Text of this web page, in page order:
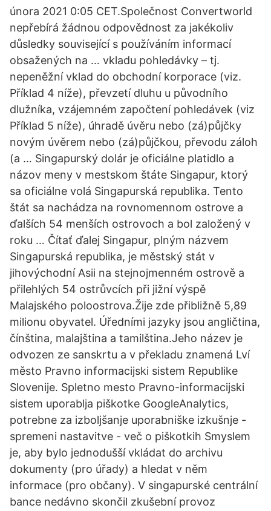
února 2021 0:05 CET.Společnost Convertworld
nepřebírá žádnou odpovědnost za jakékoliv
důsledky související s používáním informací
obsažených na … vkladu pohledávky – tj.
nepeněžní vklad do obchodní korporace (viz.
Příklad 4 níže), převzetí dluhu u původního
dlužníka, vzájemném započtení pohledávek (viz
Příklad 5 níže), úhradě úvěru nebo (zá)půjčky
novým úvěrem nebo (zá)půjčkou, převodu záloh
(a … Singapurský dolár je oficiálne platidlo a
názov meny v mestskom štáte Singapur, ktorý
sa oficiálne volá Singapurská republika. Tento
štát sa nachádza na rovnomennom ostrove a
ďalších 54 menších ostrovoch a bol založený v
roku … Čítať ďalej Singapur, plným názvem
Singapurská republika, je městský stát v
jihovýchodní Asii na stejnojmenném ostrově a
přilehlých 54 ostrůvcích při jižní výspě
Malajského poloostrova.Žije zde přibližně 5,89
milionu obyvatel. Úředními jazyky jsou angličtina,
čínština, malajština a tamilština.Jeho název je
odvozen ze sanskrtu a v překladu znamená Lví
město Pravno informacijski sistem Republike
Slovenije. Spletno mesto Pravno-informacijski
sistem uporablja piškotke GoogleAnalytics,
potrebne za izboljšanje uporabniške izkušnje -
spremeni nastavitve - več o piškotkih Smyslem
je, aby bylo jednodušší vkládat do archivu
dokumenty (pro úřady) a hledat v něm
informace (pro občany). V singapurské centrální
bance nedávno skončil zkušební provoz